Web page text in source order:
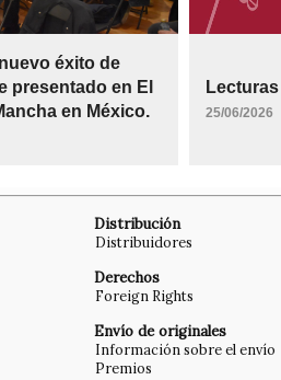
éxito de
presentado en El
en México.
25/06/2026
Distribución
Distribuidores
Derechos
Foreign Rights
Envío de originales
Información sobre el envío
Premios